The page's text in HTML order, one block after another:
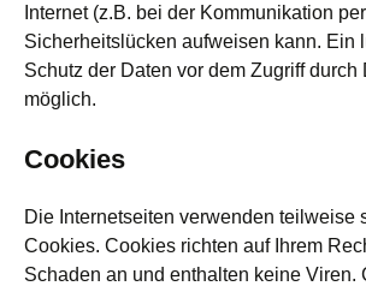
Internet (z.B. bei der Kommunikation
Sicherheitslücken aufweisen kann. Ein
Schutz der Daten vor dem Zugriff durch
möglich.
Cookies
Die Internetseiten verwenden teilweise
Cookies. Cookies richten auf Ihrem
Schaden an und enthalten keine Viren.